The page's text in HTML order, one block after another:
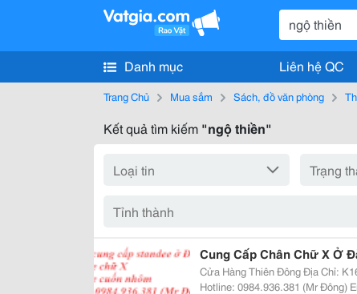
Danh mục Liên hệ QC
Trang Chủ Mua sắm Sách, đồ văn phòng
Kết quả tìm kiếm "ngộ thiền"
Cung Cấp Chân Chữ X Ở
Cửa Hàng Thiên Đông Địa Chỉ: K168 Nguyễn Lương Bằng, Tp Đà Nẵng
Hotline: 0984.936.381 (Mr Đông) Email: Standeedn@Gmail.com Facebook: